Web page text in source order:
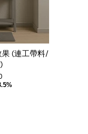
(連工帶料/